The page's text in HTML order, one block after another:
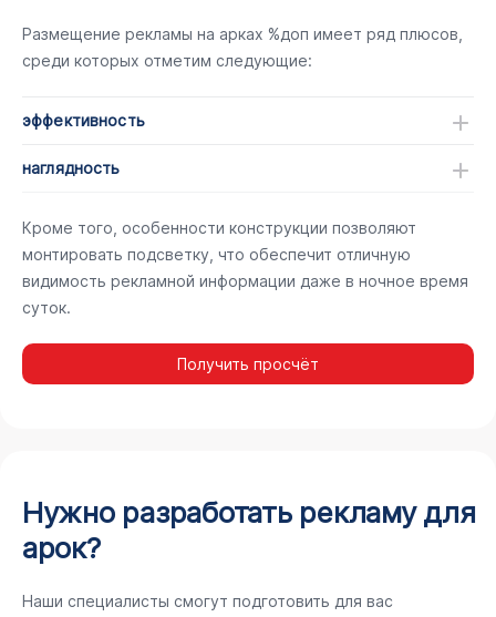
Размещение рекламы на арках %доп имеет ряд плюсов,
среди которых отметим следующие:
эффективность
наглядность
Кроме того, особенности конструкции позволяют
монтировать подсветку, что обеспечит отличную
видимость рекламной информации даже в ночное время
суток.
Получить просчёт
Нужно разработать рекламу для
арок?
Наши специалисты смогут подготовить для вас